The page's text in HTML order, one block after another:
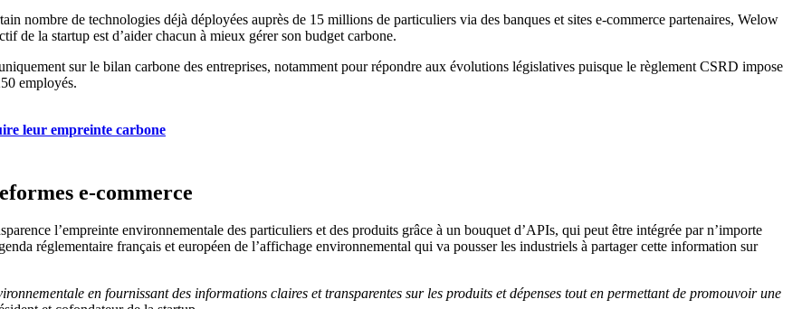
nombre de technologies déjà déployées auprès de 15 millions de particuliers via des banques et sites e-commerce partenaires, Welow
de la startup est d’aider chacun à mieux gérer son budget carbone.
sur le bilan carbone des entreprises, notamment pour répondre aux évolutions législatives puisque le règlement CSRD impose
employés.
leur empreinte carbone
e-commerce
l’empreinte environnementale des particuliers et des produits grâce à un bouquet d’APIs, qui peut être intégrée par n’importe
réglementaire français et européen de l’affichage environnemental qui va pousser les industriels à partager cette information sur
en fournissant des informations claires et transparentes sur les produits et dépenses tout en permettant de promouvoir une